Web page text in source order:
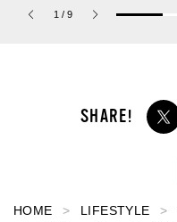
パルファム」
1 / 9
HOME LIFESTYLE